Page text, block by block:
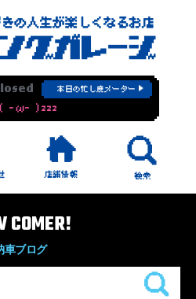
本日の忙し度メーター
( -ω- )zzz
COMER!
車ブログ